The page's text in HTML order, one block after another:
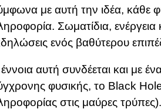
με αυτή την ιδέα, κάθε
Σωματίδια,
ενός βαθύτερου
αυτή συνδέεται και με
φυσικής, το Black
στις μαύρες τρύπες)